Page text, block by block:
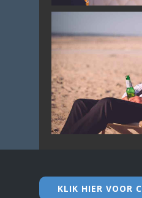
KLIK HIER VOOR